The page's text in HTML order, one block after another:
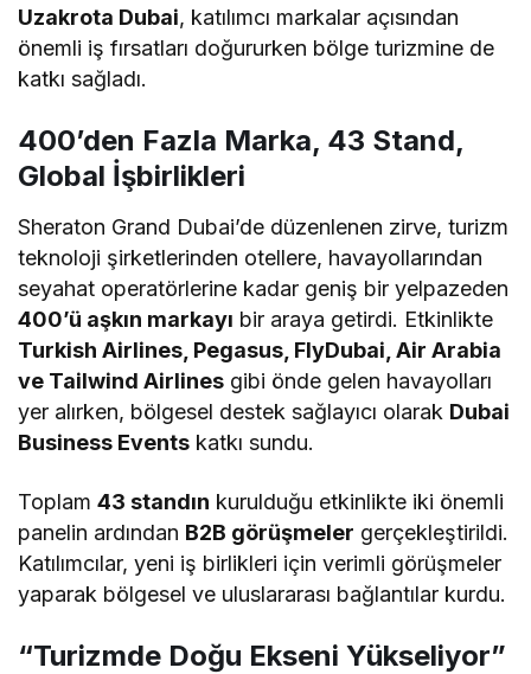
Uzakrota Dubai, katılımcı markalar açısından
önemli iş fırsatları doğururken bölge turizmine de
katkı sağladı.
400’den Fazla Marka, 43 Stand,
Global İşbirlikleri
Sheraton Grand Dubai’de düzenlenen zirve, turizm
teknoloji şirketlerinden otellere, havayollarından
seyahat operatörlerine kadar geniş bir yelpazeden
400’ü aşkın markayı bir araya getirdi. Etkinlikte
Turkish Airlines, Pegasus, FlyDubai, Air Arabia
ve Tailwind Airlines gibi önde gelen havayolları
yer alırken, bölgesel destek sağlayıcı olarak Dubai
Business Events katkı sundu.
Toplam43 standın kurulduğu etkinlikte iki önemli
panelin ardından B2B görüşmeler gerçekleştirildi.
Katılımcılar, yeni iş birlikleri için verimli görüşmeler
yaparak bölgesel ve uluslararası bağlantılar kurdu.
“Turizmde Doğu Ekseni Yükseliyor”